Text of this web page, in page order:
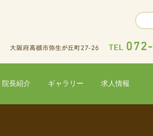
院長紹介 ギャラリー 求人情報